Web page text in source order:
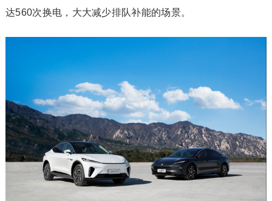
达560次换电，大大减少排队补能的场景。